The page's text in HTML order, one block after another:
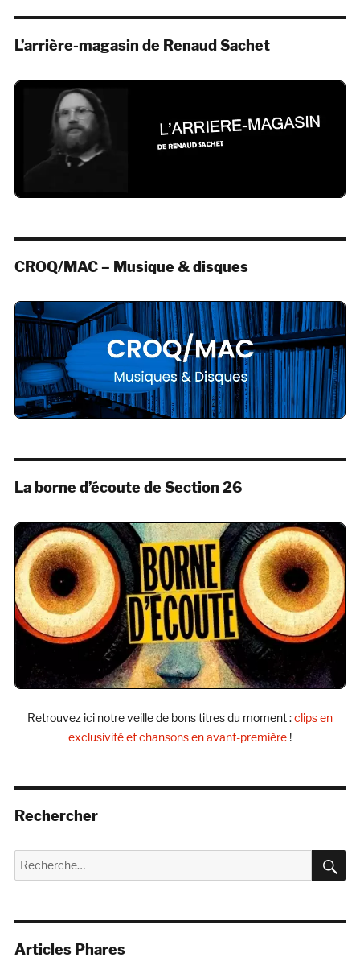
L’arrière-magasin de Renaud Sachet
CROQ/MAC – Musique & disques
La borne d’écoute de Section 26
Retrouvez ici notre veille de bons titres du moment :clips en
exclusivité et chansons en avant-première !
Rechercher
Recherche
pour :
Articles Phares